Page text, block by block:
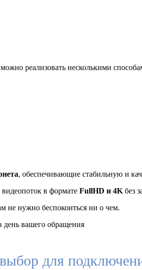
реализовать несколькими
, обеспечивающие стабильную и
в формате FullHD и 4K без
не нужно беспокоиться ни о чем.
вашего обращения
для